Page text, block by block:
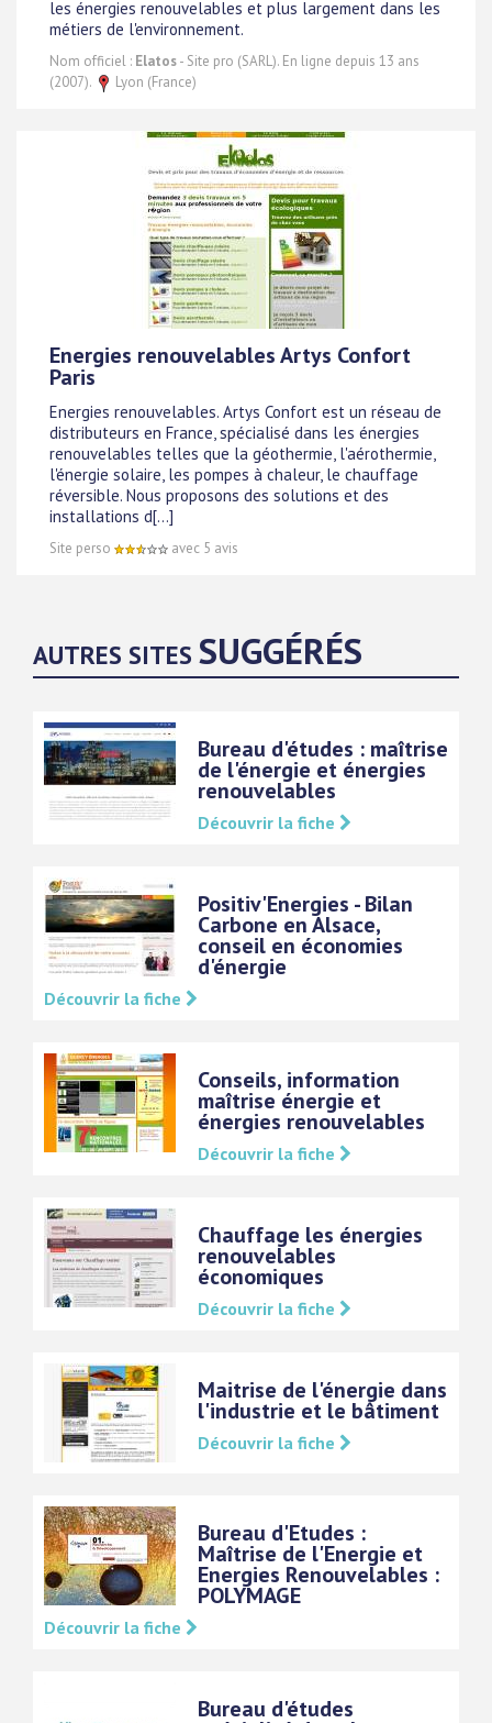
les énergies renouvelables et plus largement dans les
métiers de l'environnement.
Nom officiel : Elatos- Site pro (SARL). En ligne depuis 13 ans
(2007).
Lyon (France)
Energies renouvelables Artys Confort
Paris
Energies renouvelables. Artys Confort est un réseau de
distributeurs en France, spécialisé dans les énergies
renouvelables telles que la géothermie, l'aérothermie,
l'énergie solaire, les pompes à chaleur, le chauffage
réversible. Nous proposons des solutions et des
installations d[...]
Site perso avec 5 avis
AUTRES SITES SUGGÉRÉS
Bureau d'études : maîtrise
de l'énergie et énergies
renouvelables
Découvrir la fiche
Positiv'Energies - Bilan
Carbone en Alsace,
conseil en économies
d'énergie
Découvrir la fiche
Conseils, information
maîtrise énergie et
énergies renouvelables
Découvrir la fiche
Chauffage les énergies
renouvelables
économiques
Découvrir la fiche
Maitrise de l'énergie dans
l'industrie et le bâtiment
Découvrir la fiche
Bureau d'Etudes :
Maîtrise de l'Energie et
Energies Renouvelables :
POLYMAGE
Découvrir la fiche
Bureau d'études